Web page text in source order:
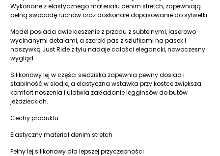
Wykonane z elastycznego materiału denim stretch, zapewniają
pełną swobodę ruchów oraz doskonałe dopasowanie do sylwetki.
Model posiada dwie kieszenie z przodu z subtelnymi, laserowo
wycinanymi detalami, a szeroki pas z szlufkami na pasek i
naszywką Just Ride z tyłu nadaje całości elegancki, nowoczesny
wygląd.
Silikonowy lej w części siedziska zapewnia pewny dosiad i
stabilność w siodle, a elastyczna wstawka przy kostce zwiększa
komfort noszenia i ułatwia zakładanie legginsów do butów
jeździeckich.
Cechy produktu:
Elastyczny materiał denim stretch
Pełny lej silikonowy dla lepszej przyczepności